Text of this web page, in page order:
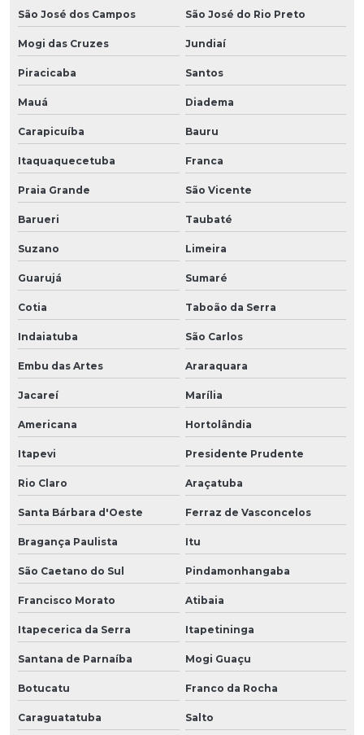
São José dos Campos São José do Rio Preto
Mogi das Cruzes Jundiaí
Piracicaba Santos
Mauá Diadema
Carapicuíba Bauru
Itaquaquecetuba Franca
Praia Grande São Vicente
Barueri Taubaté
Suzano Limeira
Guarujá Sumaré
Cotia Taboão da Serra
Indaiatuba São Carlos
Embu das Artes Araraquara
Jacareí Marília
Americana Hortolândia
Itapevi Presidente Prudente
Rio Claro Araçatuba
Santa Bárbara d'Oeste Ferraz de Vasconcelos
Bragança Paulista Itu
São Caetano do Sul Pindamonhangaba
Francisco Morato Atibaia
Itapecerica da Serra Itapetininga
Santana de Parnaíba Mogi Guaçu
Botucatu Franco da Rocha
Caraguatatuba Salto